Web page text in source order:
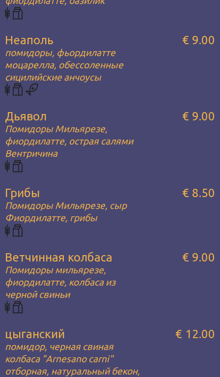
Неаполь
помидоры, фьордилатте
моцарелла, обессоленные
сицилийские анчоусы
€ 9.00
Дьявол
Помидоры Мильярезе,
фиордилатте, острая салями
Вентричина
€ 9.00
Грибы
Помидоры Мильярезе, сыр
Фиордилатте, грибы
€ 8.50
Ветчинная колбаса
Помидоры мильярезе,
фиордилатте, колбаса из
черной свиньи
€ 9.00
цыганский
помидор, черная свиная
колбаса "Arnesano carni"
отборная, натуральный бекон,
€ 12.00